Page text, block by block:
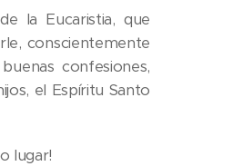
la Eucaristia, que
conscientemente
confesiones,
el Espíritu Santo
lugar!